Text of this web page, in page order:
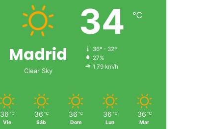
Madrid
Clear Sky
34 ℃
36º - 32º
27%
1.79 km/h
36 ℃
Vie
36 ℃
Sáb
36 ℃
Dom
36 ℃
Lun
36 ℃
Mar